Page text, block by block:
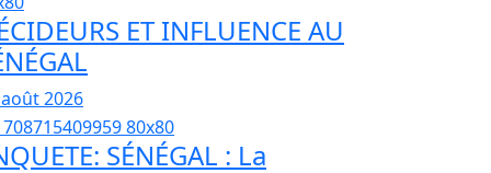
ET INFLUENCE AU
2026
SÉNÉGAL : La